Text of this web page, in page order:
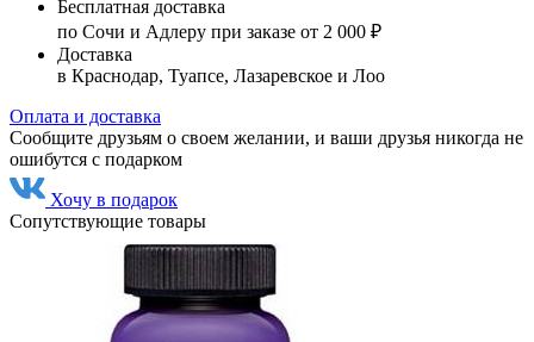
Бесплатная доставка
по Сочи и Адлеру при заказе от 2 000 ₽
Доставка
в Краснодар, Туапсе, Лазаревское и Лоо
Оплата и доставка
Сообщите друзьям о своем желании, и ваши друзья никогда не
ошибутся с подарком
Хочу в подарок
Сопутствующие товары